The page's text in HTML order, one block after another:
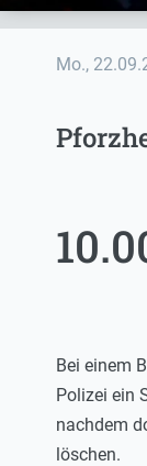
Mo.,
Bei einem
Polizei ein
nachdem
löschen.